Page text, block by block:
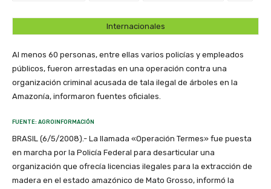
Internacionales
Al menos 60 personas, entre ellas varios policías y empleados
públicos, fueron arrestadas en una operación contra una
organización criminal acusada de tala ilegal de árboles en la
Amazonía, informaron fuentes oficiales.
FUENTE: AGROINFORMACIÓN
BRASIL (6/5/2008).- La llamada «Operación Termes» fue puesta
en marcha por la Policía Federal para desarticular una
organización que ofrecía licencias ilegales para la extracción de
madera en el estado amazónico de Mato Grosso, informó la